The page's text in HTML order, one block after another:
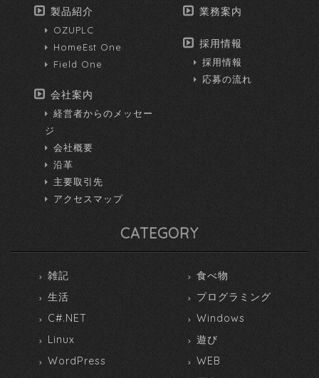
製品紹介
OZUPLC
HomeEst One
Field One
会社案内
経営者からのメッセー
ジ
会社概要
沿革
主要取引先
アクセスマップ
業務案内
採用情報
採用情報
応募の流れ
CATEGORY
雑記
食べ物
生活
プログラミング
C#.NET
Windows
Linux
遊び
WordPress
WEB